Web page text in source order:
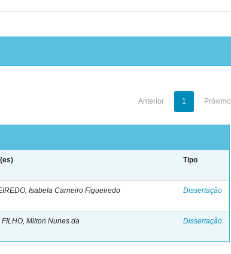
Anterior 1 Próximo
Tipo
Isabela Carneiro Figueiredo Dissertação
FILHO, Milton Nunes da Dissertação